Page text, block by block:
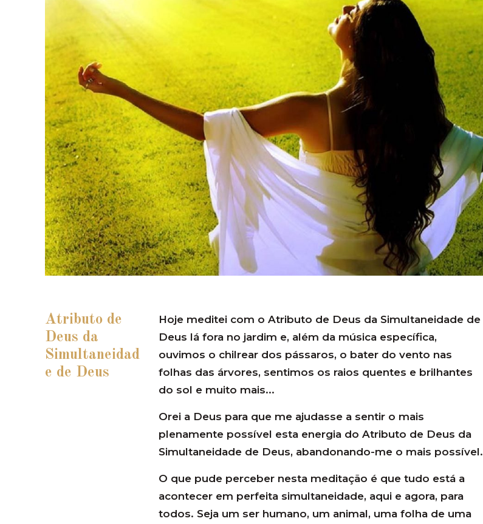
Atributo de
Deus da
Simultaneidad
e de Deus
Hoje meditei com o Atributo de Deus da Simultaneidade de
Deus lá fora no jardim e, além da música específica,
ouvimos o chilrear dos pássaros, o bater do vento nas
folhas das árvores, sentimos os raios quentes e brilhantes
do sol e muito mais...
Orei a Deus para que me ajudasse a sentir o mais
plenamente possível esta energia do Atributo de Deus da
Simultaneidade de Deus, abandonando-me o mais possível.
O que pude perceber nesta meditação é que tudo está a
acontecer em perfeita simultaneidade, aqui e agora, para
todos. Seja um ser humano, um animal, uma folha de uma